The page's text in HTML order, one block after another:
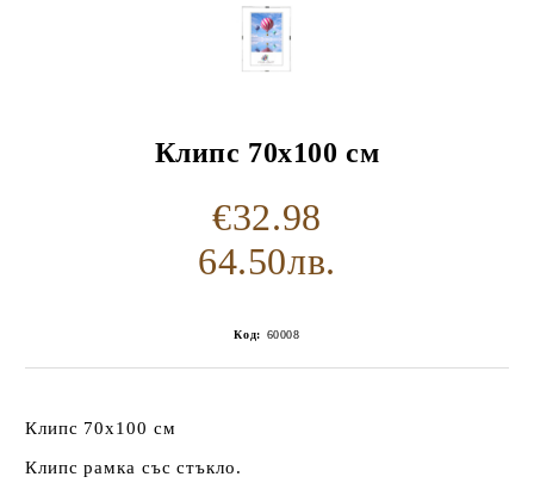
Клипс 70x100 см
€32.98
64.50лв.
Код: 60008
Клипс 70x100 см
Клипс рамка със стъкло.